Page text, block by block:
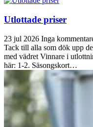
Utlottade priser
23 jul 2026 Inga
Tack till alla som dök upp
med vädret Vinnare i
här: 1-2. Säsongskort…